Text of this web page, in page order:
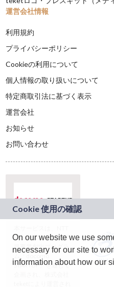
運営会社情報
利用規約
プライバシーポリシー
Cookieの利用について
個人情報の取り扱いについて
特定商取引法に基づく表示
運営会社
お知らせ
お問い合わせ
ドコモグループの新
規事業創出プログラ
ム「docomo
STARTUP」を通じて
On our website we use
necessary for our site to
information about how our